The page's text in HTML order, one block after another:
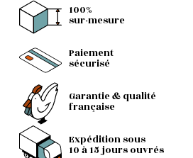
100%
sur-mesure
Paiement
sécurisé
Garantie & qualité
française
Expédition sous
10 à 15 jours ouvrés